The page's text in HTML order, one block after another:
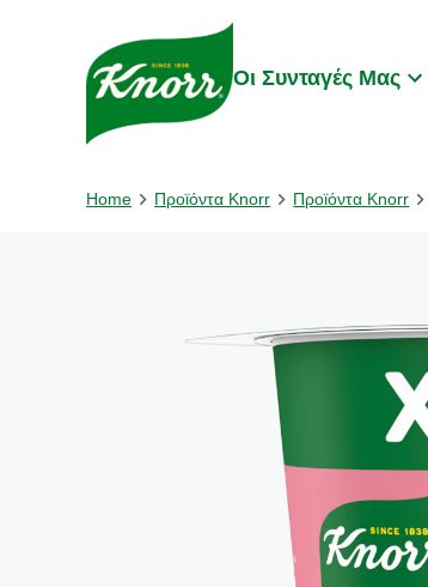
Skip to:
Οι Συνταγές Μας
Home Προϊόντα Knorr Προϊόντα Knorr